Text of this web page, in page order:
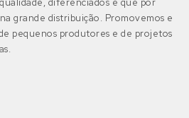
grande distribuição. Promovemos e
pequenos produtores e de projetos